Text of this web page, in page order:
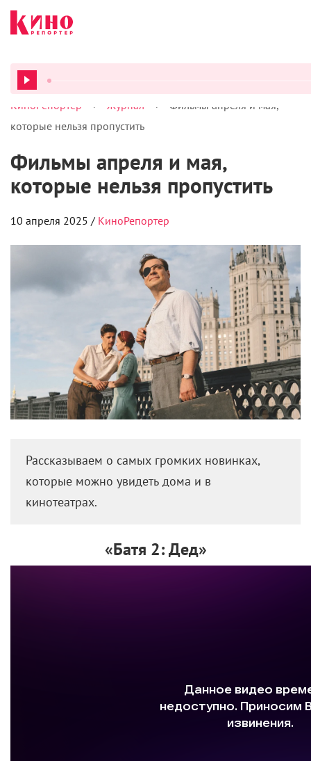
ВСЕ ПОДКАСТЫ
КиноРепортер > Журнал >
Фильмы апреля и мая,
которые нельзя пропустить
Фильмы апреля и мая,
которые нельзя пропустить
10 апреля 2025 / КиноРепортер
Рассказываем о самых громких новинках,
которые можно увидеть дома и в
кинотеатрах.
«Батя 2: Дед»